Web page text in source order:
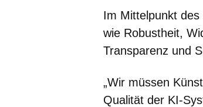
Im Mittelpunkt
wie Robustheit,
Transparenz und
„Wir müssen
Qualität der KI-